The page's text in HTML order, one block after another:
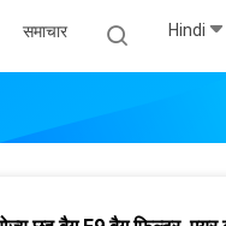
समाचार Hindi